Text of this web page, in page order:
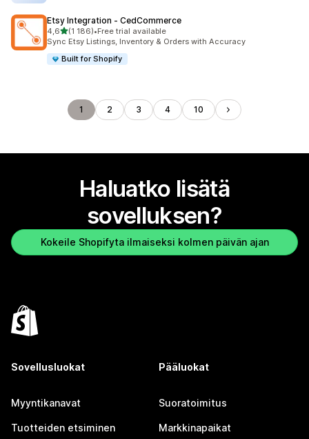
Etsy Integration ‑ CedCommerce
4,6/ 5 tähteä
(1 186)
1186 arvostelua yhteensä
•Free trial available
Sync Etsy Listings, Inventory & Orders with Accuracy
Built for Shopify
1 2 3 4 10
Haluatko lisätä
sovelluksen?
Kokeile Shopifyta ilmaiseksi kolmen päivän ajan
Sovellusluokat
Myyntikanavat
Tuotteiden etsiminen
Pääluokat
Suoratoimitus
Markkinapaikat